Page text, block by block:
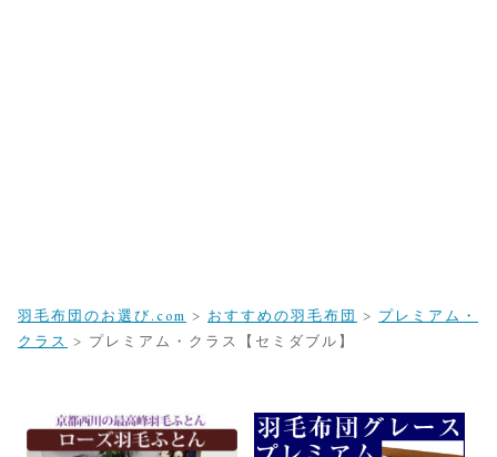
羽毛布団のお選び.com > おすすめの羽毛布団 > プレミアム・
クラス > プレミアム・クラス【セミダブル】